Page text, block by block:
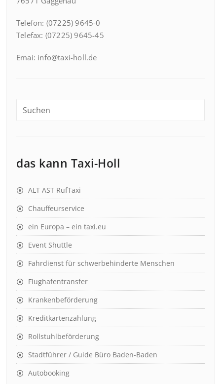
Telefon: (07225) 9645-0
Telefax: (07225) 9645-45
Emai: info@taxi-holl.de
das kann Taxi-Holl
ALT AST RufTaxi
Chauffeurservice
ein Europa – ein taxi.eu
Event Shuttle
Fahrdienst für schwerbehinderte Menschen
Flughafentransfer
Krankenbeförderung
Kreditkartenzahlung
Rollstuhlbeförderung
Stadtführer / Guide Büro Baden-Baden
Autobooking